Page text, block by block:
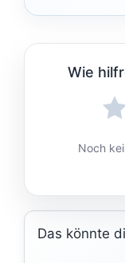
Wie
Noch
Das könnte